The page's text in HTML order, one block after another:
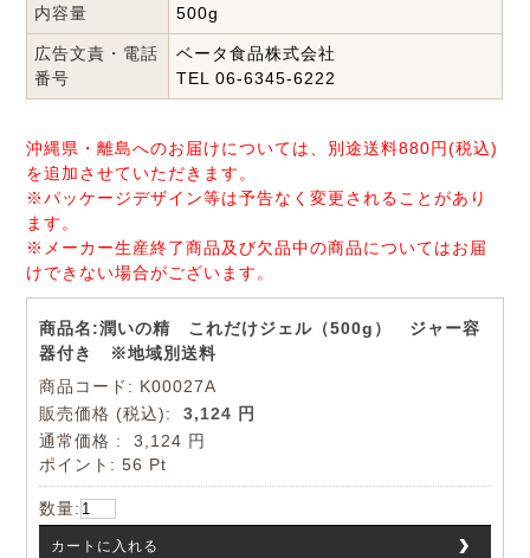
内容量 500g
広告文責・電話
番号
ベータ食品株式会社
TEL 06-6345-6222
沖縄県・離島へのお届けについては、別途送料880円(税込)
を追加させていただきます。
※パッケージデザイン等は予告なく変更されることがあり
ます。
※メーカー生産終了商品及び欠品中の商品についてはお届
けできない場合がございます。
商品名:潤いの精 これだけジェル（500g） ジャー容
器付き ※地域別送料
商品コード: K00027A
販売価格 (税込):
3,124 円
通常価格 :
3,124 円
ポイント:56 Pt
数量:
カートに入れる